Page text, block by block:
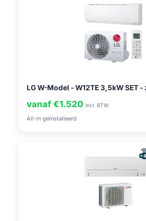
LG W-Model - W12TE 3,5kW SET
vanaf €1.520 incl. BTW
All-in geïnstalleerd